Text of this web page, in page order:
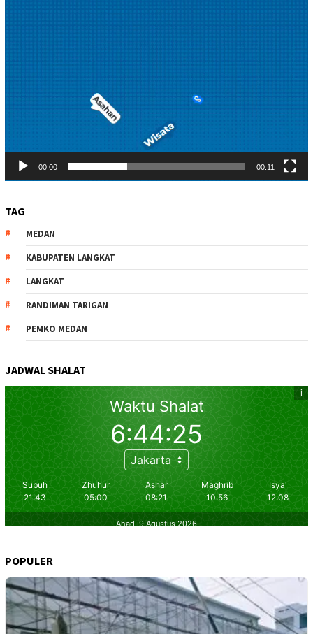
00:00 00:11
TAG
MEDAN
KABUPATEN LANGKAT
LANGKAT
RANDIMAN TARIGAN
PEMKO MEDAN
JADWAL SHALAT
POPULER